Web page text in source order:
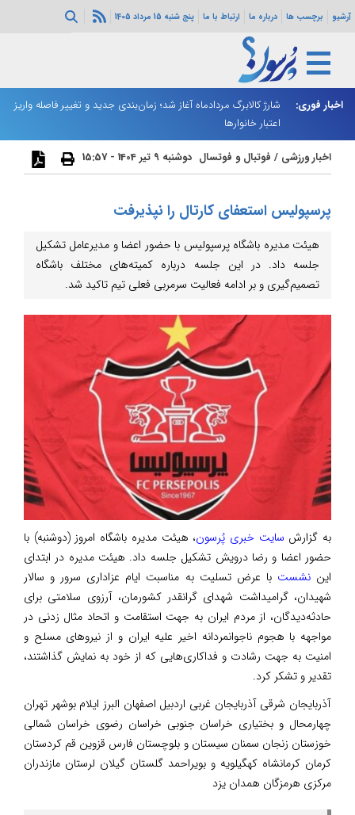
آرشیو برچسب ها درباره ما ارتباط با ما پنج شنبه 15 مرداد 1405
اخبار فوری:
هرمز ادامه
شارژ کالابرگ مردادماه آغاز شد؛ زمان‌بندی جدید و تغییر فاصله واریز
اعتبار خانوارها
اخبار ورزشی / فوتبال و فوتسال دوشنبه 9 تیر 1404 - 15:57
پرسپولیس استعفای کارتال را نپذیرفت
هیئت مدیره باشگاه پرسپولیس با حضور اعضا و مدیرعامل تشکیل
جلسه داد. در این جلسه درباره کمیته‌های مختلف باشگاه
تصمیم‌گیری و بر ادامه فعالیت سرمربی فعلی تیم تاکید شد.
به گزارش سایت خبری پُرسون، هیئت مدیره باشگاه امروز (دوشنبه) با
حضور اعضا و رضا درویش تشکیل جلسه داد. هیئت مدیره در ابتدای
ایننشست با عرض تسلیت به مناسبت ایام عزاداری سرور و سالار
شهیدان، گرامیداشت شهدای گرانقدر کشورمان، آرزوی سلامتی برای
حادثه‌دیدگان، از مردم ایران به جهت استقامت و اتحاد مثال زدنی در
مواجهه با هجوم ناجوانمردانه اخیر علیه ایران و از نیروهای مسلح و
امنیت به جهت رشادت و فداکاری‌هایی که از خود به نمایش گذاشتند،
تقدیر و تشکر کرد.
آذربایجان شرقی آذربایجان غربی اردبیل اصفهان البرز ایلام بوشهر تهران
چهارمحال و بختیاری خراسان جنوبی خراسان رضوی خراسان شمالی
خوزستان زنجان سمنان سیستان و بلوچستان فارس قزوین قم کردستان
کرمان کرمانشاه کهگیلویه و بویراحمد گلستان گیلان لرستان مازندران
مرکزی هرمزگان همدان یزد